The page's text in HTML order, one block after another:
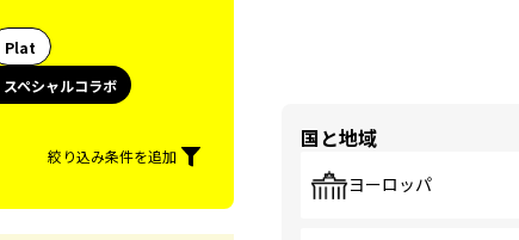
Plat
ペシャルコラボ
絞り込み条件を追加
国と地域
ヨーロッパ